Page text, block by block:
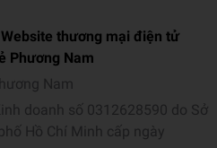
thương mại điện tử
Phương Nam
Nam
doanh số 0312628590 do Sở
Hồ Chí Minh cấp ngày